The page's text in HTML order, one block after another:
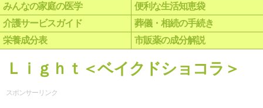
みんなの家庭の医学
便利な生活知恵袋
介護サービスガイド
葬儀・相続の手続き
栄養成分表
市販薬の成分解説
Ｌｉｇｈｔ＜ベイクドショコラ＞
スポンサーリンク